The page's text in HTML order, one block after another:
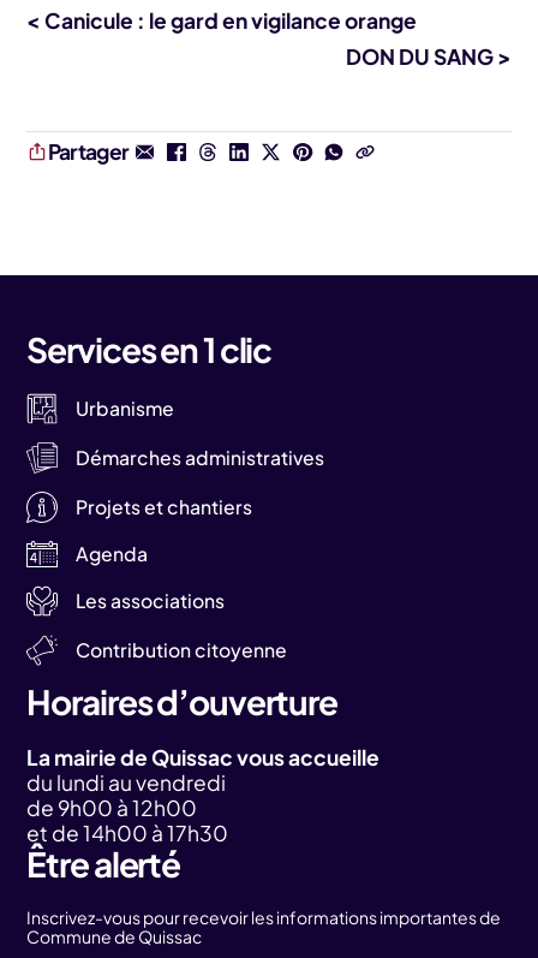
< Canicule : le gard en vigilance orange
DON DU SANG >
Partager
Services en 1 clic
Urbanisme
Démarches administratives
Projets et chantiers
Agenda
Les associations
Contribution citoyenne
Horaires d’ouverture
La mairie de Quissac vous accueille
du lundi au vendredi
de 9h00 à 12h00
et de 14h00 à 17h30
Être alerté
Inscrivez-vous pour recevoir les informations importantes de
Commune de Quissac